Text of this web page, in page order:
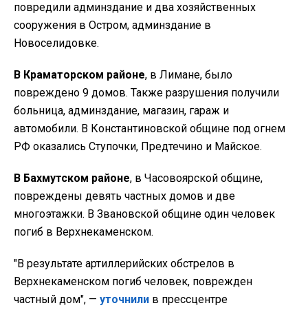
повредили админздание и два хозяйственных
сооружения в Остром, админздание в
Новоселидовке.
В Краматорском районе, в Лимане, было
повреждено 9 домов. Также разрушения получили
больница, админздание, магазин, гараж и
автомобили. В Константиновской общине под огнем
РФ оказались Ступочки, Предтечино и Майское.
В Бахмутском районе, в Часовоярской общине,
повреждены девять частных домов и две
многоэтажки. В Звановской общине один человек
погиб в Верхнекаменском.
"В результате артиллерийских обстрелов в
Верхнекаменском погиб человек, поврежден
частный дом", — уточнили в прессцентре